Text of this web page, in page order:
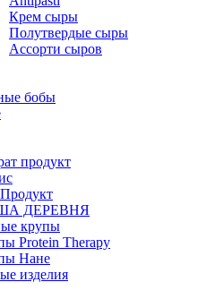
Крем сыры
Полутвердые сыры
Ассорти сыров
бобы
продукт
ДЕРЕВНЯ
крупы
Protein Therapy
Нане
изделия